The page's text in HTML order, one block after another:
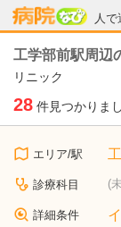
人
病院
工学部前駅周辺
リニック
28 件見つかりま
エリア/駅
診療科目 (
詳細条件